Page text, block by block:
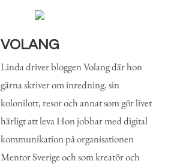
VOLANG
Linda driver bloggen Volang där hon
gärna skriver om inredning, sin
kolonilott, resor och annat som gör livet
härligt att leva Hon jobbar med digital
kommunikation på organisationen
Mentor Sverige och som kreatör och